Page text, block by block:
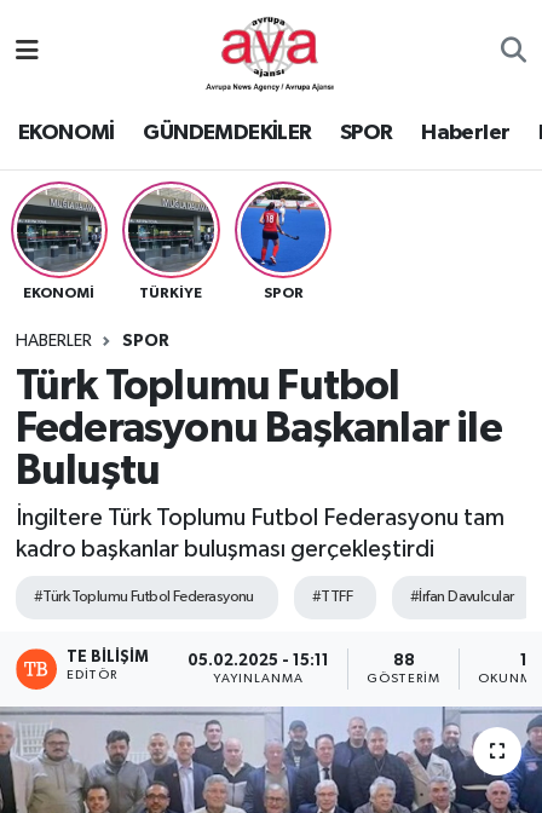
EKONOMİ GÜNDEMDEKİLER SPOR Haberler
EKONOMİ TÜRKİYE SPOR
HABERLER SPOR
Türk Toplumu Futbol
Federasyonu Başkanlar ile
Buluştu
İngiltere Türk Toplumu Futbol Federasyonu tam
kadro başkanlar buluşması gerçekleştirdi
#Türk Toplumu Futbol Federasyonu #TTFF #İrfan Davulcular
TE BILIŞIM
EDITÖR
05.02.2025 - 15:11
YAYINLANMA
88
GÖSTERIM
1
Nöbetçi Eczaneler
Namaz Vakitleri
Trafik Durumu
Süper Lig Puan Durumu ve Fikstür
Tüm Manşetler
Son Dakika Haberleri
Haber Arşivi